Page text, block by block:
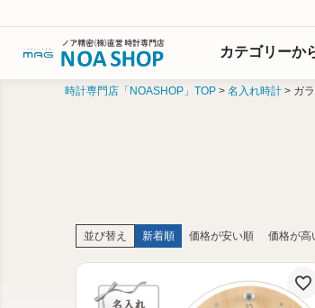
カテゴリーか
時計専門店「NOASHOP」TOP 名入れ時計 ガ
並び替え 新着順 価格が安い順 価格が高